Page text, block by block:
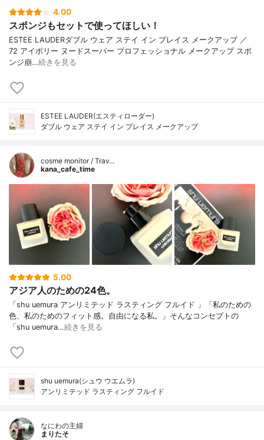
4.00
スポンジもセットで使ってほしい！
ESTEE LAUDERダブル ウェア ステイ イン プレイス メークアップ ／
72 アイボリー ヌードスーパー プロフェッショナル メークアップ スポ
ンジ崩…続きを見る
ESTEE LAUDER(エスティローダー)
ダブル ウェア ステイ イン プレイス メークアップ
cosme monitor / Trav…
kana_cafe_time
5.00
アジア人のための24色。
「shu uemura アンリミテッド ラスティング フルイド 」「私のための
色、私のためのフィット感。自由になる私。」そんなコンセプトの
「shu uemura…続きを見る
shu uemura(シュウ ウエムラ)
アンリミテッド ラスティング フルイド
なにわの主婦
まりたそ